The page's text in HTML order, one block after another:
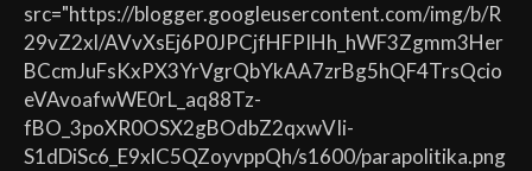
src="https://blogger.googleusercontent.com/img/b/R
29vZ2xl/AVvXsEj6P0JPCjfHFPIHh_hWF3Zgmm3Her
BCcmJuFsKxPX3YrVgrQbYkAA7zrBg5hQF4TrsQcio
eVAvoafwWE0rL_aq88Tz-
fBO_3poXR0OSX2gBOdbZ2qxwVIi-
S1dDiSc6_E9xlC5QZoyvppQh/s1600/parapolitika.png